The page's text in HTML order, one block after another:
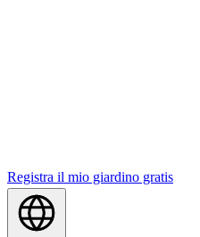
Registra il mio giardino gratis